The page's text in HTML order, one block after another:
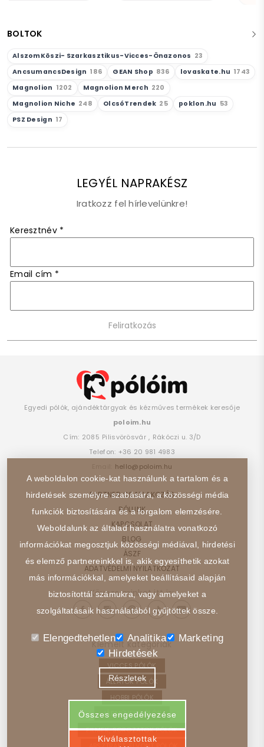
BOLTOK
AlszomKöszi- Szarkasztikus-Vicces-Önazonos 23
AncsumancsDesign 186 GEAN Shop 836 lovaskate.hu 1743
Magnolion 1202 Magnolion Merch 220
Magnolion Niche 248 OlcsóTrendek 25 poklon.hu 53
PSZ Design 17
LEGYÉL NAPRAKÉSZ
Iratkozz fel hírlevelünkre!
Keresztnév *
Email cím *
Egyedi pólók, ajándéktárgyak és kézműves termékek keresője
poloim.hu
Cím: 2085 Pilisvörösvár , Rákóczi u. 3/D
Telefon: +36 20 981 4983
hello@poloim.hu
PARTNER CSATLAKOZÁS
RÓLUNK
KAPCSOLAT
BLOG
ÁSZF
ADATVÉDELMI NYILATKOZAT
Kövess minket itt is:
Kiemelt kategóriák
VICCES PÓLÓK
ÁLLATOK PÓLÓK
HOBBI PÓLÓK
JÁRMŰVEK PÓLÓK
FILMEK, SOROZATOK PÓLÓK
A weboldalon cookie-kat használunk a tartalom és a
hirdetések személyre szabására, a közösségi média
funkciók biztosítására és a forgalom elemzésére.
Weboldalunk az általad használatra vonatkozó
információkat megosztjuk közösségi médiával, hirdetési
és elemző partnereinkkel is, akik egyesíthetik azokat
más információkkal, amelyeket beállításaid alapján
biztosítottál számukra, vagy amelyeket a
szolgáltatásaik használatából gyűjtöttek össze.
Elengedtehetlen Analitika
Marketing
Hirdetések
Részletek
Összes engedélyezése
Kiválasztottak